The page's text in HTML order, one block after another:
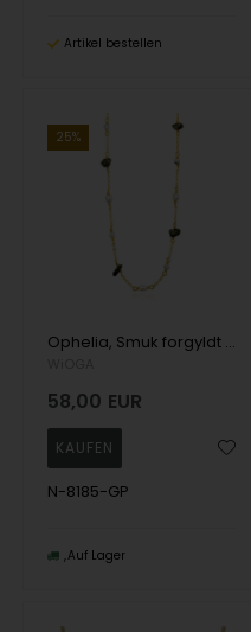
Artikel bestellen
25%
Ophelia, Smuk forgyldt sølv halskæde med rå smykkesten og fine perler fra danske WiOGA
58,00 EUR
N-8185-GP
Auf Lager